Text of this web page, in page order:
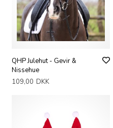
QHP Julehut - Gevir &
Nissehue
109,00 DKK